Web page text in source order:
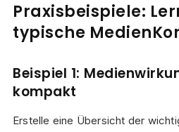
Praxisbeispiele:
typische
Beispiel 1:
kompakt
Erstelle eine Übersicht der